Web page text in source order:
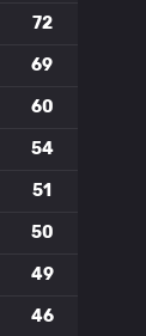
72
69
60
54
51
50
49
46